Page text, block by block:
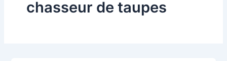
chasseur de taupes